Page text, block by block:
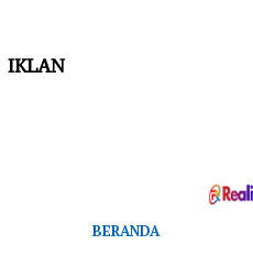
IKLAN
BERANDA